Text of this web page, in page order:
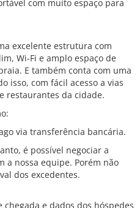
com muito espaço para
excelente estrutura com
Wi-Fi e amplo espaço de
E também conta com uma
isso, com fácil acesso a vias
restaurantes da cidade.
via transferência bancária.
é possível negociar a
a nossa equipe. Porém não
dos excedentes.
e dados dos hóspedes